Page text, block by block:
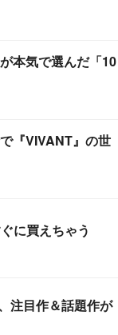
本気で選んだ「10
『VIVANT』の世
に買えちゃう
注目作＆話題作が